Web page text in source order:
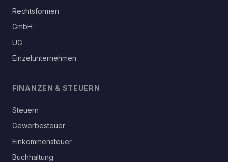
Rechtsformen
GmbH
UG
Einzelunternehmen
FINANZEN & STEUERN
Steuern
Gewerbesteuer
Einkommensteuer
Buchhaltung